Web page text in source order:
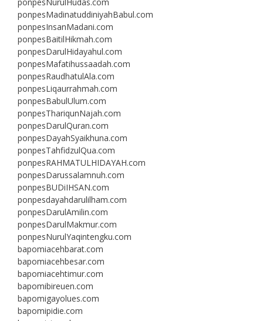
ponpesNurulHudas.com
ponpesMadinatuddiniyahBabul.com
ponpesInsanMadani.com
ponpesBaitilHikmah.com
ponpesDarulHidayahul.com
ponpesMafatihussaadah.com
ponpesRaudhatulAla.com
ponpesLiqaurrahmah.com
ponpesBabulUlum.com
ponpesThariqunNajah.com
ponpesDarulQuran.com
ponpesDayahSyaikhuna.com
ponpesTahfidzulQua.com
ponpesRAHMATULHIDAYAH.com
ponpesDarussalamnuh.com
ponpesBUDiIHSAN.com
ponpesdayahdarulilham.com
ponpesDarulAmilin.com
ponpesDarulMakmur.com
ponpesNurulYaqintengku.com
bapomiacehbarat.com
bapomiacehbesar.com
bapomiacehtimur.com
bapomibireuen.com
bapomigayolues.com
bapomipidie.com